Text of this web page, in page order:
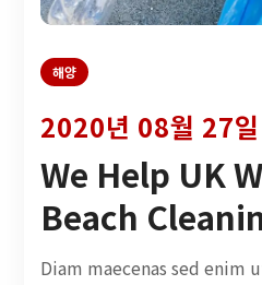
해양
2020년 08월 27일
We Help UK
Beach
Diam maecenas sed enim